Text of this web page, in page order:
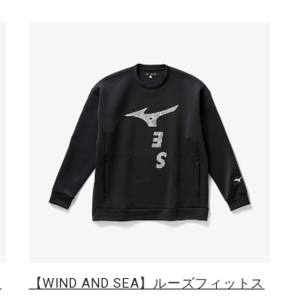
【WIND AND SEA】ルーズフィットス